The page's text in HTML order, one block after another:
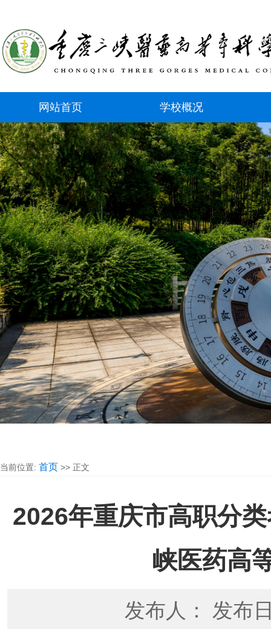
网站首页 学校概况
当前位置: 首页 >> 正文
2026年重庆市高职分
峡医药高
发布人： 发布